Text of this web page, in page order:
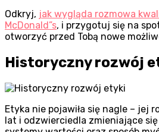
Odkryj, jak wygląda rozmowa
McDonald”s, i przygotuj się na
otworzyć przed Tobą nowe
Historyczny rozwój
Etyka nie pojawiła się nagle – jej
lat i odzwierciedla zmieniające